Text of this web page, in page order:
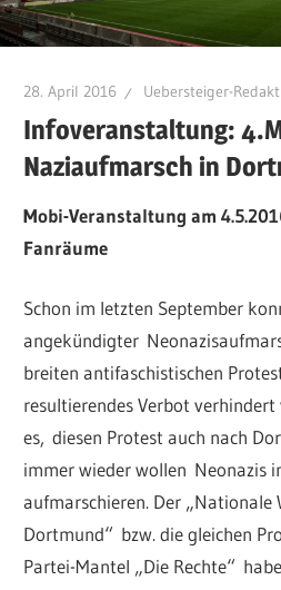
28. April 2016 Uebersteiger-
Infoveranstaltung:
Naziaufmarsch in
Mobi-Veranstaltung am
Fanräume
Schon im letzten September
angekündigter
breiten antifaschistischen
resultierendes Verbot
es, diesen Protest auch nach
immer wieder wollen Neonazis
aufmarschieren. Der „Nationale
Dortmund“ bzw. die gleichen
Partei-Mantel „Die Rechte“